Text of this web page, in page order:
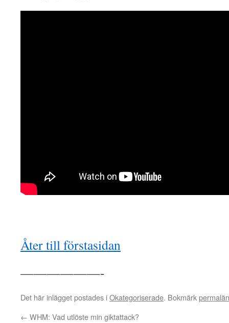
Åter till förstasidan
——————-
Det här inlägget postades iOkategoriserade. Bokmärk
← WHM: Vad utlöste min giktattack?